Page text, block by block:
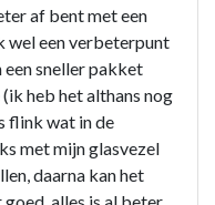
af bent met een
wel een verbeterpunt
een sneller pakket
heb het althans nog
flink wat in de
met mijn glasvezel
daarna kan het
alles is al beter